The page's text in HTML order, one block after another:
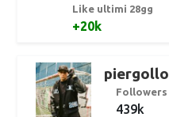
Like ultimi 28gg
+20k
piergollo
Followers
439k